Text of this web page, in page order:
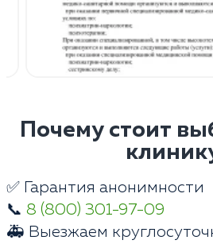
Почему стоит
✅ Гарантия анонимности
📞 8 (800) 301-97-09
🚑 Выезжаем